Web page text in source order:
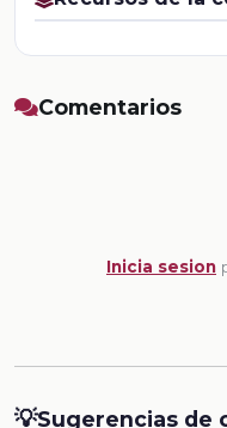
Comentarios
Inicia sesion
💡Sugerencias de